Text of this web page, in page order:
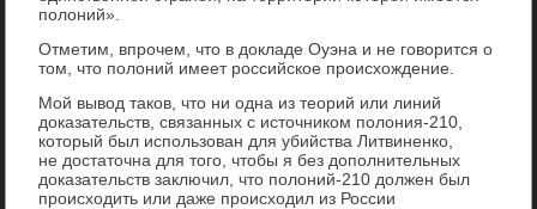
полоний».
Отметим, впрочем, что в докладе Оуэна и не говорится о
том, что полоний имеет российское происхождение.
Мой вывод таков, что ни одна из теорий или линий
доказательств, связанных с источником полония-210,
который был использован для убийства Литвиненко,
не достаточна для того, чтобы я без дополнительных
доказательств заключил, что полоний-210 должен был
происходить или даже происходил из России